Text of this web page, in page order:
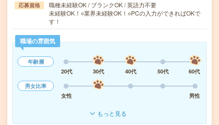
応募資格
職種未経験OK / ブランクOK / 英語力不要
未経験OK！○業界未経験OK！○PCの入力ができればOKで
す！
職場の雰囲気
年齢層
20代
30代 40代 50代
60代
男女比率
女性
男性
もっと見る